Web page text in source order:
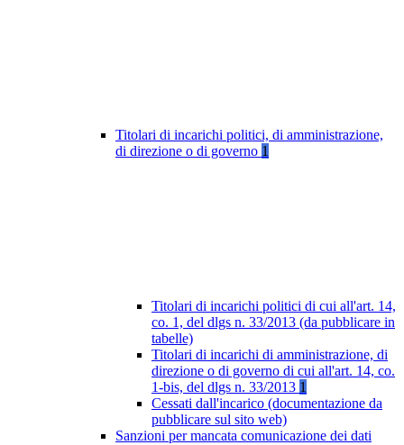
Titolari di incarichi politici, di amministrazione,
di direzione o di governo 1
Titolari di incarichi politici di cui all'art. 14,
co. 1, del dlgs n. 33/2013 (da pubblicare in
tabelle)
Titolari di incarichi di amministrazione, di
direzione o di governo di cui all'art. 14, co.
1-bis, del dlgs n. 33/2013 1
Cessati dall'incarico (documentazione da
pubblicare sul sito web)
Sanzioni per mancata comunicazione dei dati